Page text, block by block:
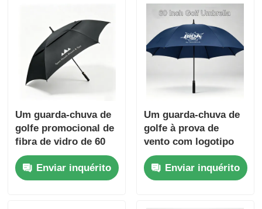
Um guarda-chuva de
golfe promocional de
fibra de vidro de 60
polegadas
Enviar inquérito
Um guarda-chuva de
golfe à prova de
vento com logotipo
personalizado para
uso corporativo e
promocional
Enviar inquérito